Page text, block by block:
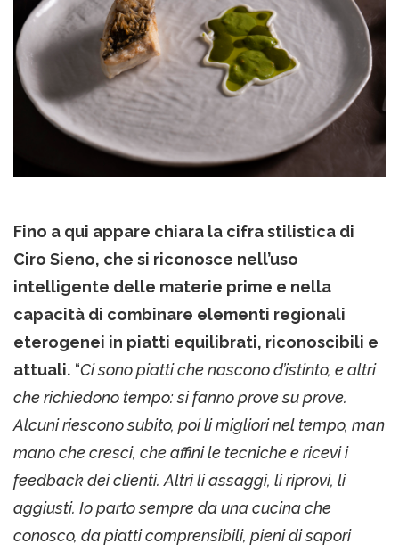
Fino a qui appare chiara la cifra stilistica di
Ciro Sieno, che si riconosce nell’uso
intelligente delle materie prime e nella
capacità di combinare elementi regionali
eterogenei in piatti equilibrati, riconoscibili e
attuali. “Ci sono piatti che nascono d’istinto, e altri
che richiedono tempo: si fanno prove su prove.
Alcuni riescono subito, poi li migliori nel tempo, man
mano che cresci, che affini le tecniche e ricevi i
feedback dei clienti. Altri li assaggi, li riprovi, li
aggiusti. Io parto sempre da una cucina che
conosco, da piatti comprensibili, pieni di sapori